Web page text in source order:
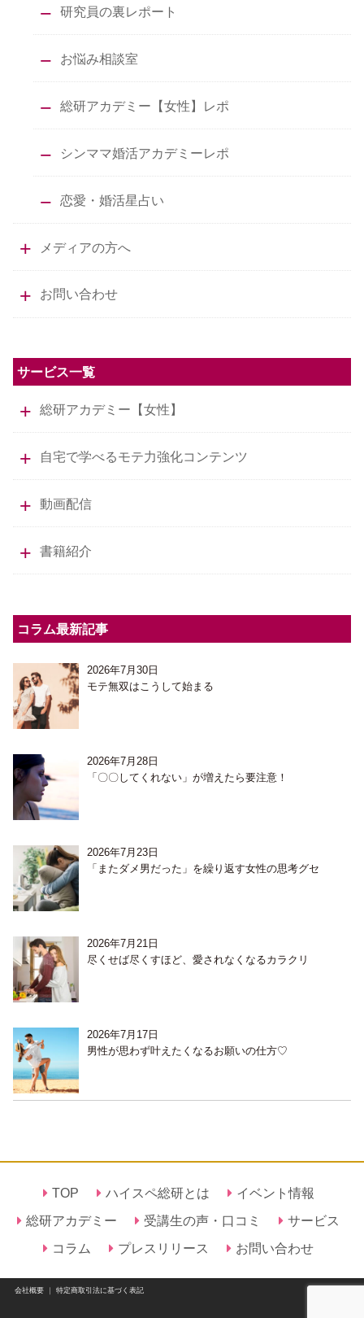
研究員の裏レポート
お悩み相談室
総研アカデミー【女性】レポ
シンママ婚活アカデミーレポ
恋愛・婚活星占い
メディアの方へ
お問い合わせ
サービス一覧
総研アカデミー【女性】
自宅で学べるモテ力強化コンテンツ
動画配信
書籍紹介
コラム最新記事
2026年7月30日
モテ無双はこうして始まる
2026年7月28日
「〇〇してくれない」が増えたら要注意！
2026年7月23日
「またダメ男だった」を繰り返す女性の思考グセ
2026年7月21日
尽くせば尽くすほど、愛されなくなるカラクリ
2026年7月17日
男性が思わず叶えたくなるお願いの仕方♡
TOP ハイスペ総研とは
イベント情報
総研アカデミー
受講生の声・口コミ
サービス
コラム
プレスリリース お問い合わせ
会社概要｜ 特定商取引法に基づく表記